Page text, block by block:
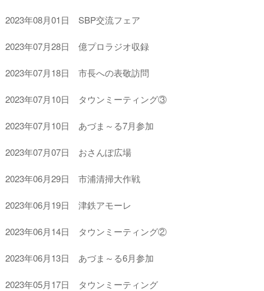
2023年08月01日 SBP交流フェア
2023年07月28日 億プロラジオ収録
2023年07月18日 市長への表敬訪問
2023年07月10日 タウンミーティング③
2023年07月10日 あづま～る7月参加
2023年07月07日 おさんぽ広場
2023年06月29日 市浦清掃大作戦
2023年06月19日 津鉄アモーレ
2023年06月14日 タウンミーティング②
2023年06月13日 あづま～る6月参加
2023年05月17日 タウンミーティング